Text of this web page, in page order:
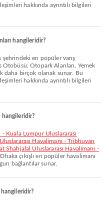
hakkında ayrıntılı bilgileri
hangileridir?
şehrindeki en popüler varış
Otobüsü, Otopark Alanları, Yemek
daha birçok olanak sunar. Bu
hakkında ayrıntılı bilgileri
hangileridir?
Havalimanı - Tribhuvan
Shahjalal Uluslararası Havalimanı -
, Dhaka çıkışlı en popüler havalimanı
bağlantılar sunar.
hangileridir?